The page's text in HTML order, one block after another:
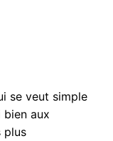
se veut simple
bien aux
plus